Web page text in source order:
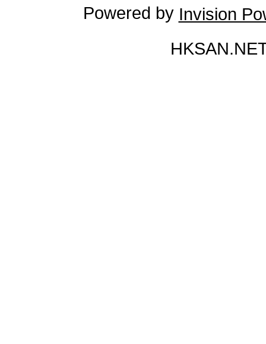
Powered by Invision